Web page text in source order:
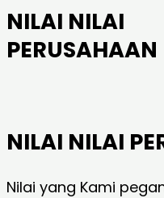
NILAI NILAI
PERUSAHAAN
NILAI NILAI
Nilai yang Kami